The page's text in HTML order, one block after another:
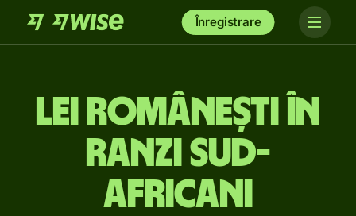
Înregistrare
Lei românești în
ranzi sud-
africani